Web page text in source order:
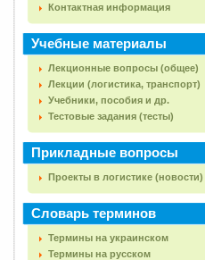
Контактная информация
Учебные материалы
Лекционные вопросы (общее)
Лекции (логистика, транспорт)
Учебники, пособия и др.
Тестовые задания (тесты)
Прикладные вопросы
Проекты в логистике (новости)
Словарь терминов
Термины на украинском
Термины на русском